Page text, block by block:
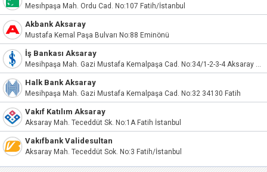
Mesıhpaşa Mah. Ordu Cad. No:107 Fatih/İstanbul
Akbank Aksaray
Mustafa Kemal Paşa Bulvarı No:88 Eminönü
İş Bankası Aksaray
Mesihpaşa Mah. Gazi Mustafa Kemalpaşa Cad. No:34/1-2-3-4 Aksaray Fatih
Halk Bank Aksaray
Mesihpaşa Mah. Gazi Mustafa Kemalpaşa Cad. No:32 34130 Fatih
Vakıf Katılım Aksaray
Aksaray Mah. Teceddüt Sk. No:1A Fatih İstanbul
Vakıfbank Validesultan
Aksaray Mah. Teceddüt Sok. No:3 Fatih/İstanbul